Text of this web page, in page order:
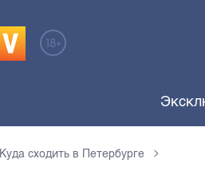
Куда сходить в Петербурге